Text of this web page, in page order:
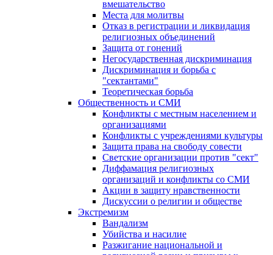
вмешательство
Места для молитвы
Отказ в регистрации и ликвидация
религиозных объединений
Защита от гонений
Негосударственная дискриминация
Дискриминация и борьба с
"сектантами"
Теоретическая борьба
Общественность и СМИ
Конфликты с местным населением и
организациями
Конфликты с учреждениями культуры
Защита права на свободу совести
Светские организации против "сект"
Диффамация религиозных
организаций и конфликты со СМИ
Акции в защиту нравственности
Дискуссии о религии и обществе
Экстремизм
Вандализм
Убийства и насилие
Разжигание национальной и